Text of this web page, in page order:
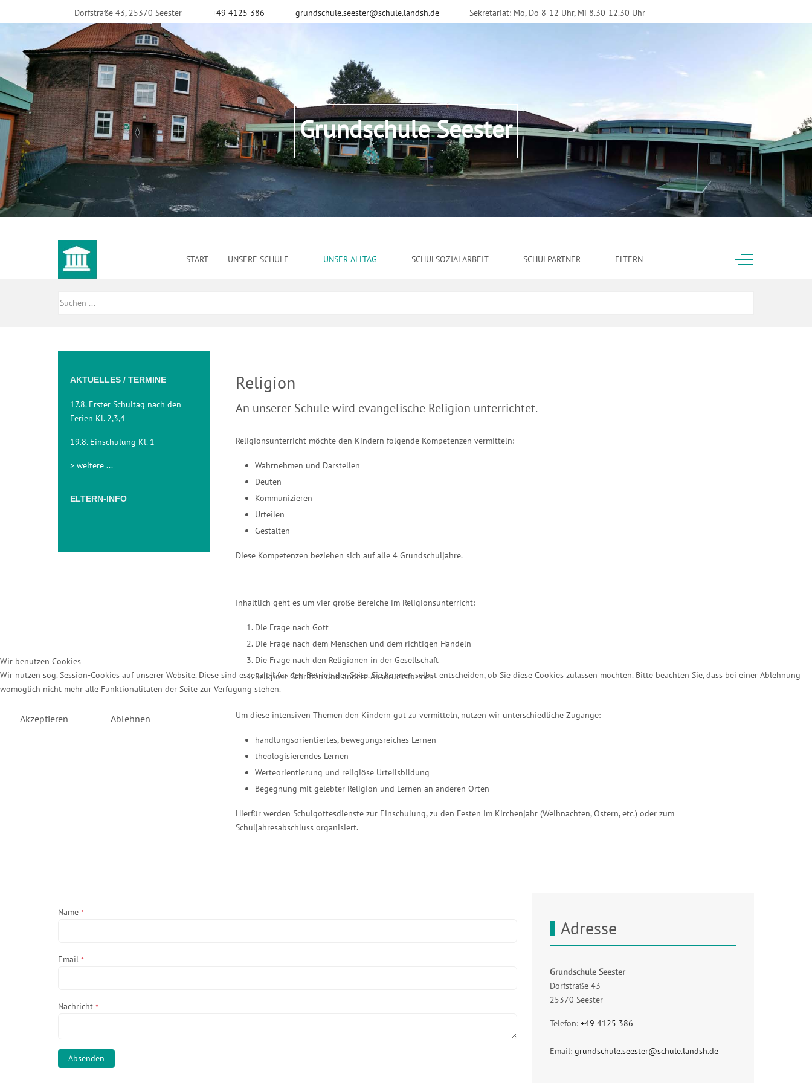
Dorfstraße 43, 25370 Seester +49 4125 386 grundschule.seester@schule.landsh.de Sekretariat: Mo, Do 8-12 Uhr, Mi 8.30-12.30 Uhr
Grundschule Seester
START UNSERE SCHULE UNSER ALLTAG SCHULSOZIALARBEIT SCHULPARTNER ELTERN Off-Canvas Toggle
AKTUELLES / TERMINE
17.8. Erster Schultag nach den
Ferien Kl. 2,3,4
19.8. Einschulung Kl. 1
> weitere ...
ELTERN-INFO
Religion
An unserer Schule wird evangelische Religion unterrichtet.
Religionsunterricht möchte den Kindern folgende Kompetenzen vermitteln:
Wahrnehmen und Darstellen
Deuten
Kommunizieren
Urteilen
Gestalten
Diese Kompetenzen beziehen sich auf alle 4 Grundschuljahre.
Inhaltlich geht es um vier große Bereiche im Religionsunterricht:
Die Frage nach Gott
Die Frage nach dem Menschen und dem richtigen Handeln
Die Frage nach den Religionen in der Gesellschaft
Religiöse Schriften und andere Ausdrucksformen
Um diese intensiven Themen den Kindern gut zu vermitteln, nutzen wir unterschiedliche Zugänge:
handlungsorientiertes, bewegungsreiches Lernen
theologisierendes Lernen
Werteorientierung und religiöse Urteilsbildung
Begegnung mit gelebter Religion und Lernen an anderen Orten
Hierfür werden Schulgottesdienste zur Einschulung, zu den Festen im Kirchenjahr (Weihnachten, Ostern, etc.) oder zum
Schuljahresabschluss organisiert.
Name *
Email *
Nachricht *
Absenden
Adresse
Grundschule Seester
Dorfstraße 43
25370 Seester
Telefon: +49 4125 386
Email: grundschule.seester@schule.landsh.de
Wir benutzen Cookies
Wir nutzen sog. Session-Cookies auf unserer Website. Diese sind essenziell für den Betrieb der Seite. Sie können selbst entscheiden, ob Sie diese Cookies zulassen möchten. Bitte beachten Sie, dass bei einer Ablehnung
womöglich nicht mehr alle Funktionalitäten der Seite zur Verfügung stehen.
Akzeptieren Ablehnen